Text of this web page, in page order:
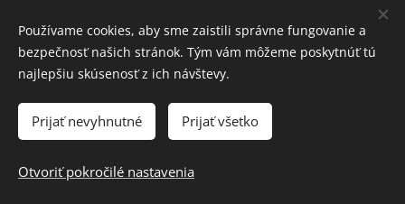
Používame cookies, aby sme zaistili správne fungovanie a
bezpečnosť našich stránok. Tým vám môžeme poskytnúť tú
najlepšiu skúsenosť z ich návštevy.
Prijať nevyhnutné Prijať všetko
Otvoriť pokročilé nastavenia